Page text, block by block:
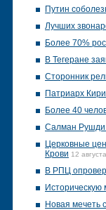
Путин
Лучших
Более 70%
В Тегеране
Сторонник
Патриарх
Более 40
Салман Рушди
Церковные
Крови 12
В РПЦ
Историческую
Новая мечеть